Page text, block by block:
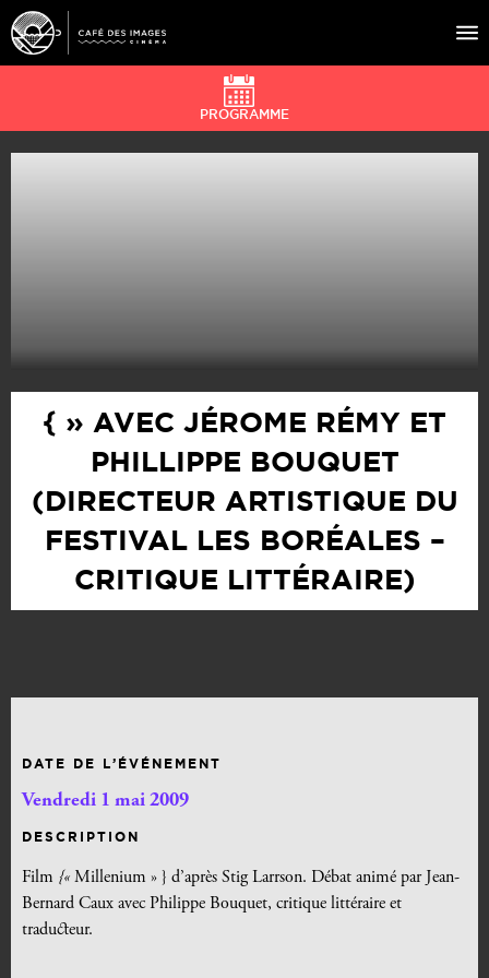
À L’AFFICHE
PROGRAMME
{ » AVEC JÉROME RÉMY ET
PHILLIPPE BOUQUET
(DIRECTEUR ARTISTIQUE DU
FESTIVAL LES BORÉALES –
CRITIQUE LITTÉRAIRE)
DATE DE L’ÉVÉNEMENT
Vendredi 1 mai 2009
DESCRIPTION
Film {« Millenium » } d’après Stig Larrson. Débat animé par Jean-
Bernard Caux avec Philippe Bouquet, critique littéraire et
traducteur.